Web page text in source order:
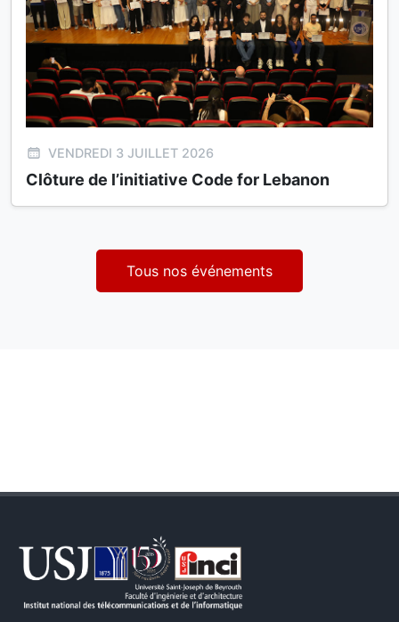
VENDREDI 3 JUILLET 2026
Clôture de l’initiative Code for Lebanon
Tous nos événements